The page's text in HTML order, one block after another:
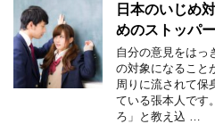
日本のいじめ
めのストッパ
自分の意見をはっ
の対象になること
周りに流されて保
ている張本人です
ろ」と教え込 …